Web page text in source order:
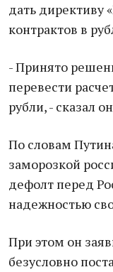
дать директиву
контрактов в
- Принято
перевести
рубли, - сказал
По словам
заморозкой
дефолт перед
надежностью
При этом он
безусловно